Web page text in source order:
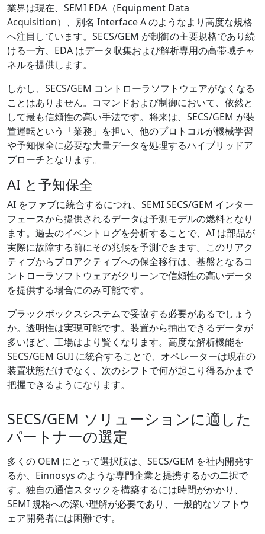
業界は現在、SEMI EDA（Equipment Data
Acquisition）、別名 Interface A のようなより高度な規格
へ注目しています。SECS/GEM が制御の主要規格であり続
ける一方、EDA はデータ収集および解析専用の高帯域チャ
ネルを提供します。
しかし、SECS/GEM コントローラソフトウェアがなくなる
ことはありません。コマンドおよび制御において、依然と
して最も信頼性の高い手法です。将来は、SECS/GEM が装
置運転という「業務」を担い、他のプロトコルが機械学習
や予知保全に必要な大量データを処理するハイブリッドア
プローチとなります。
AI と予知保全
AI をファブに統合するにつれ、SEMI SECS/GEM インター
フェースから提供されるデータは予測モデルの燃料となり
ます。過去のイベントログを分析することで、AI は部品が
実際に故障する前にその兆候を予測できます。このリアク
ティブからプロアクティブへの保全移行は、基盤となるコ
ントローラソフトウェアがクリーンで信頼性の高いデータ
を提供する場合にのみ可能です。
ブラックボックスシステムで妥協する必要があるでしょう
か。透明性は実現可能です。装置から抽出できるデータが
多いほど、工場はより賢くなります。高度な解析機能を
SECS/GEM GUI に統合することで、オペレーターは現在の
装置状態だけでなく、次のシフトで何が起こり得るかまで
把握できるようになります。
SECS/GEM ソリューションに適した
パートナーの選定
多くの OEM にとって選択肢は、SECS/GEM を社内開発す
るか、Einnosys のような専門企業と提携するかの二択で
す。独自の通信スタックを構築するには時間がかかり、
SEMI 規格への深い理解が必要であり、一般的なソフトウ
ェア開発者には困難です。